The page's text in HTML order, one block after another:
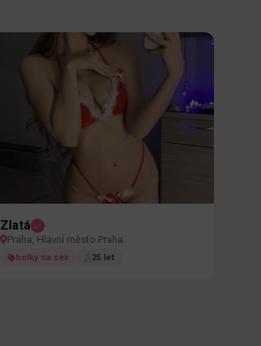
Zlatá
Praha, Hlavní město Praha
holky na sex 25 let